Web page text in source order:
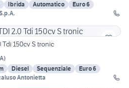
Ibrida Automatico
Euro 6
150cv S tronic
)
Diesel Sequenziale
Euro 6
Antonietta